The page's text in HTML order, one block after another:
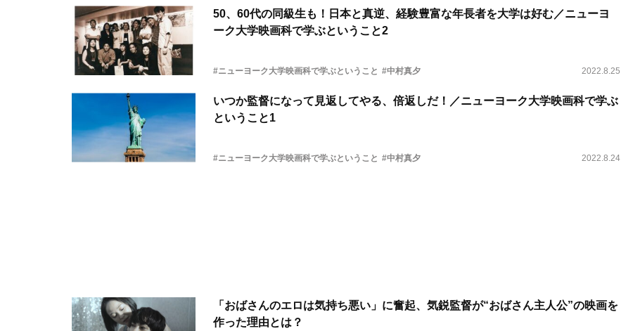
50、60代の同級生も！日本と真逆、経験豊富な年長者を大学は好む／ニューヨ
ーク大学映画科で学ぶということ2
#ニューヨーク大学映画科で学ぶということ #中村真夕 2022.8.25
いつか監督になって見返してやる、倍返しだ！／ニューヨーク大学映画科で学ぶ
ということ1
#ニューヨーク大学映画科で学ぶということ #中村真夕 2022.8.24
「おばさんのエロは気持ち悪い」に奮起、気鋭監督が“おばさん主人公”の映画を
作った理由とは？